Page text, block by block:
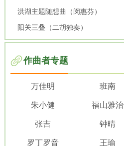
洪湖主题随想曲（闵惠芬）
阳关三叠（二胡独奏）
作曲者专题
万佳明 班南
朱小健 福山雅治
张吉 钟晴
罗丁罗音 王瑜